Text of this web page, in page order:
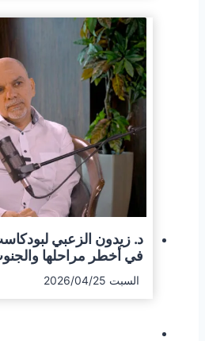
في أخطر مراحلها
السبت 2026/04/25